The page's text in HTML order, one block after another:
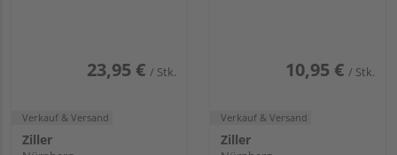
23,95 € / Stk.
Verkauf & Versand
Ziller
10,95 € / Stk.
Verkauf & Versand
Ziller